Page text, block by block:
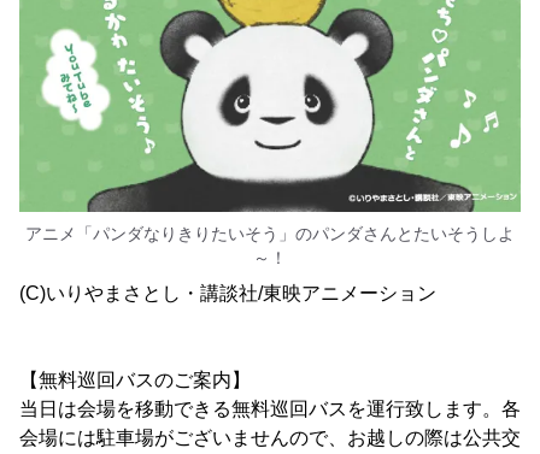
アニメ「パンダなりきりたいそう」のパンダさんとたいそうしよ
～！
(C)いりやまさとし・講談社/東映アニメーション
【無料巡回バスのご案内】
当日は会場を移動できる無料巡回バスを運行致します。各
会場には駐車場がございませんので、お越しの際は公共交